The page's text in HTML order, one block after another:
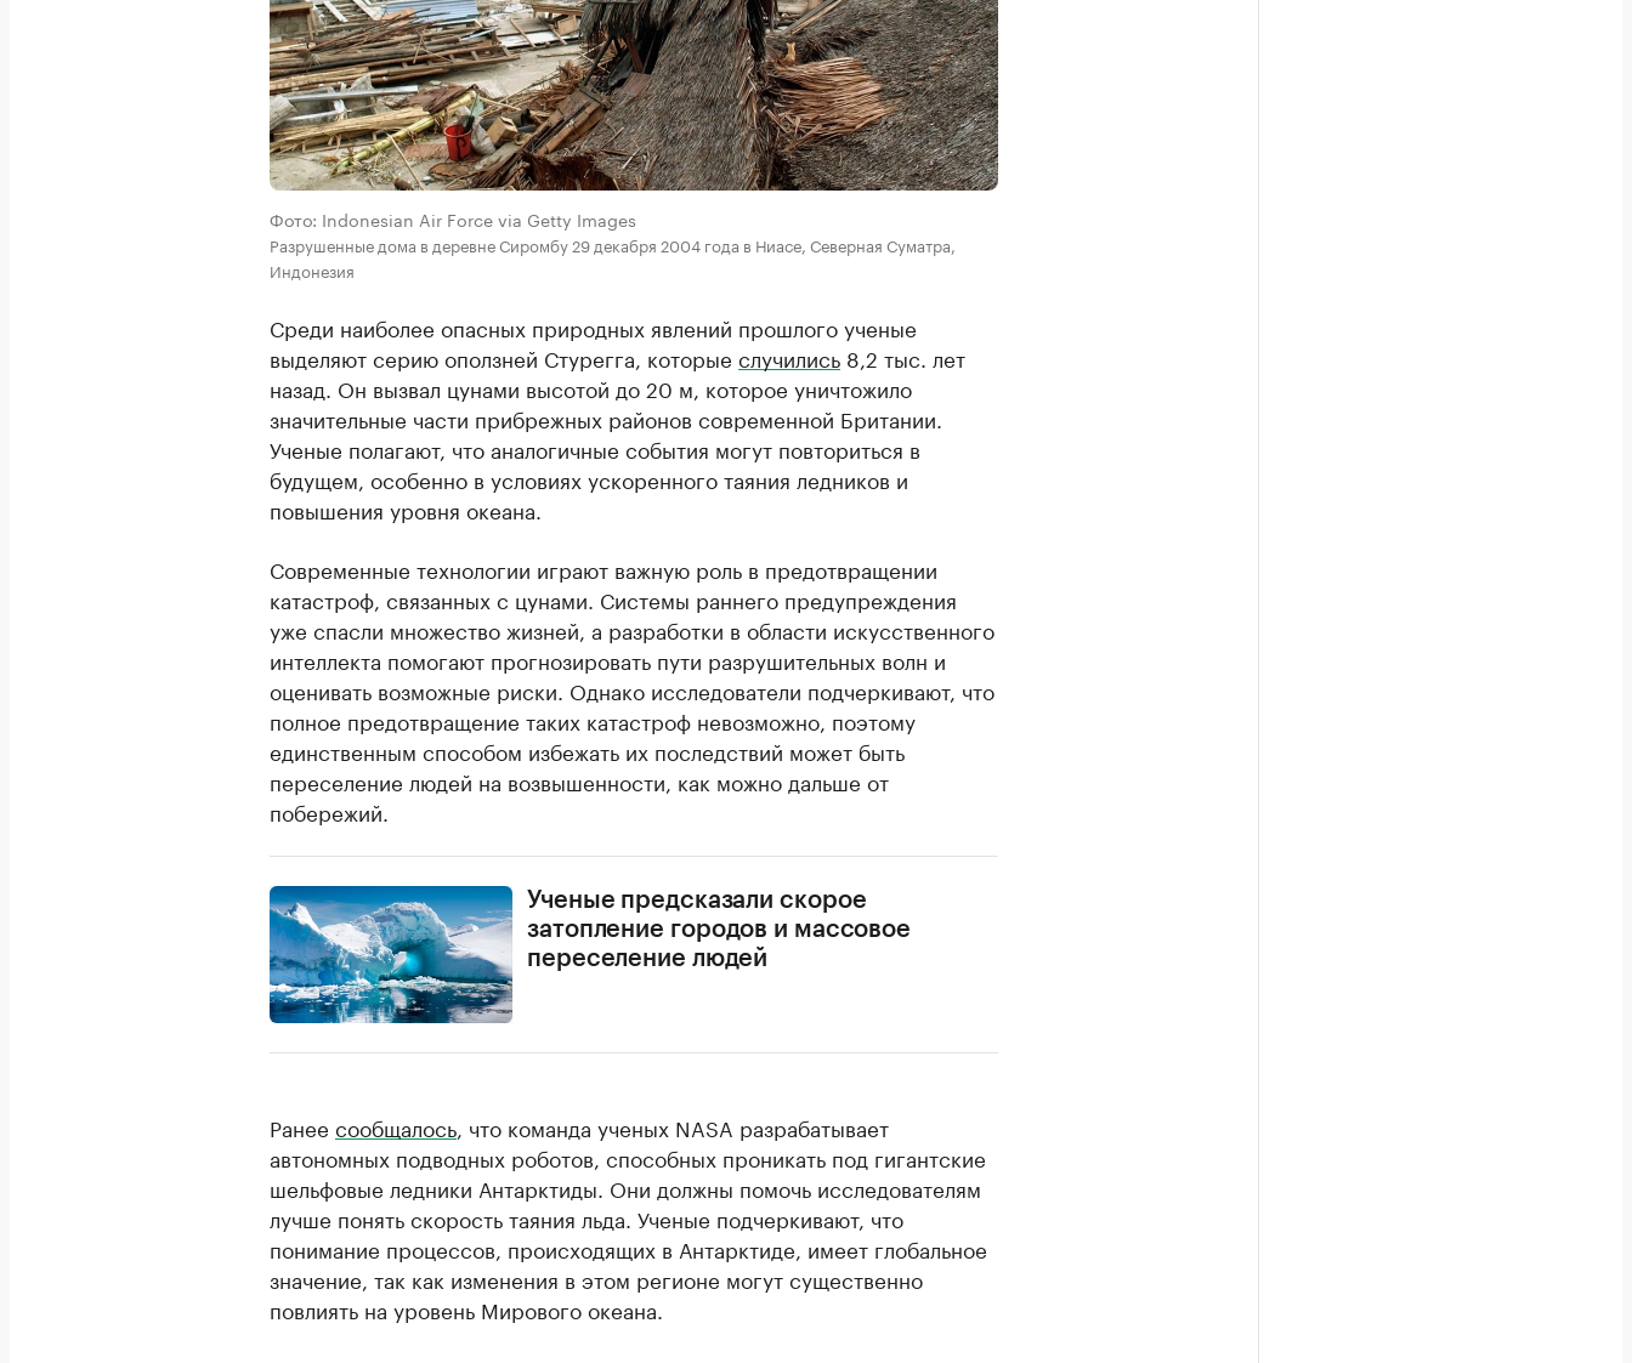
Фото: Indonesian Air Force via Getty Images
Разрушенные дома в деревне Сиромбу 29 декабря 2004 года в Ниасе, Северная Суматра,
Индонезия
Среди наиболее опасных природных явлений прошлого ученые
выделяют серию оползней Стурегга, которые случились 8,2 тыс. лет
назад. Он вызвал цунами высотой до 20 м, которое уничтожило
значительные части прибрежных районов современной Британии.
Ученые полагают, что аналогичные события могут повториться в
будущем, особенно в условиях ускоренного таяния ледников и
повышения уровня океана.
Современные технологии играют важную роль в предотвращении
катастроф, связанных с цунами. Системы раннего предупреждения
уже спасли множество жизней, а разработки в области искусственного
интеллекта помогают прогнозировать пути разрушительных волн и
оценивать возможные риски. Однако исследователи подчеркивают, что
полное предотвращение таких катастроф невозможно, поэтому
единственным способом избежать их последствий может быть
переселение людей на возвышенности, как можно дальше от
побережий.
Ученые предсказали скорое
затопление городов и массовое
переселение людей
Ранее сообщалось , что команда ученых NASA разрабатывает
автономных подводных роботов, способных проникать под гигантские
шельфовые ледники Антарктиды. Они должны помочь исследователям
лучше понять скорость таяния льда. Ученые подчеркивают, что
понимание процессов, происходящих в Антарктиде, имеет глобальное
значение, так как изменения в этом регионе могут существенно
повлиять на уровень Мирового океана.